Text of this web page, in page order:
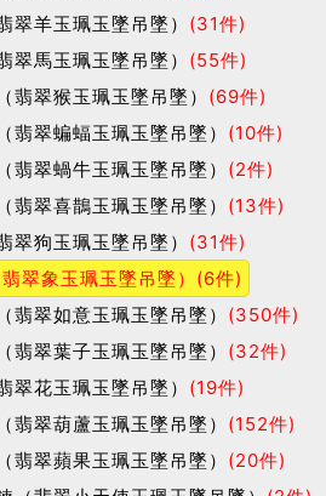
翠羊玉珮玉墜吊墜） (31件)
翠馬玉珮玉墜吊墜） (55件)
翡翠猴玉珮玉墜吊墜） (69件)
翡翠蝙蝠玉珮玉墜吊墜） (10件)
翡翠蝸牛玉珮玉墜吊墜） (2件)
翡翠喜鵲玉珮玉墜吊墜） (13件)
翠狗玉珮玉墜吊墜） (31件)
翠象玉珮玉墜吊墜） (6件)
翡翠如意玉珮玉墜吊墜） (350件)
翡翠葉子玉珮玉墜吊墜） (32件)
翠花玉珮玉墜吊墜） (19件)
翡翠葫蘆玉珮玉墜吊墜） (152件)
翡翠蘋果玉珮玉墜吊墜） (20件)